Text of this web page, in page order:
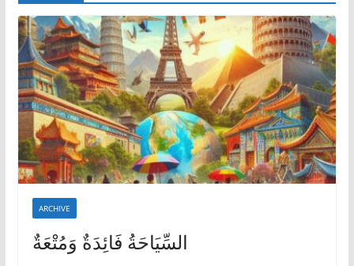
ARCHIVE
السِّيَاحَةُ فَائِدَةٌ وَمُتْعَةٌ